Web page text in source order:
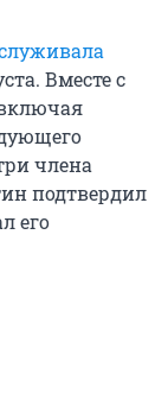
Вместе с
члена
подтвердил
его